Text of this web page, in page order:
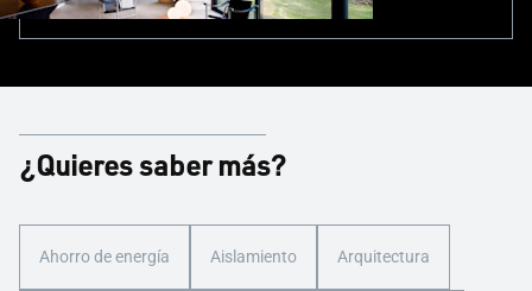
¿Quieres saber más?
Ahorro de energía Aislamiento Arquitectura